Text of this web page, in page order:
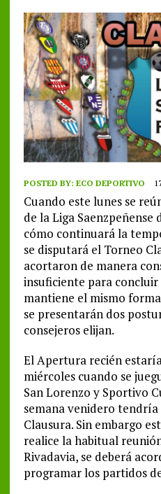
POSTED BY: ECO DEPORTIVO
Cuando este lunes se
de la Liga Saenzpeñense
cómo continuará la
se disputará el Torneo
acortaron de manera
insuficiente para concluir
mantiene el mismo
se presentarán dos
consejeros elijan.
El Apertura recién
miércoles cuando se
San Lorenzo y Sportivo
semana venidero tendría
Clausura. Sin embargo
realice la habitual
Rivadavia, se deberá
programar los partidos